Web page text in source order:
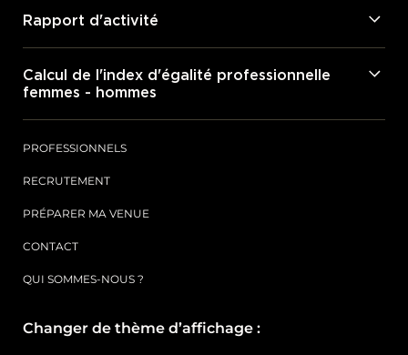
PROFESSIONNELS
RECRUTEMENT
PRÉPARER MA VENUE
CONTACT
QUI SOMMES-NOUS ?
Rapport d'activité
Calcul de l'index d'égalité professionnelle
femmes - hommes
Changer de thème d’affichage :